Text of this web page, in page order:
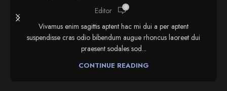
Editor 0
Vivamus enim sagittis aptent hac mi dui a per aptent
suspendisse cras odio bibendum augue rhoncus laoreet dui
praesent sodales sod...
CONTINUE READING